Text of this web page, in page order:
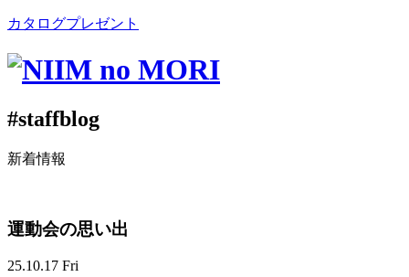
カタログプレゼント
#staffblog
新着情報
運動会の思い出
25.10.17 Fri